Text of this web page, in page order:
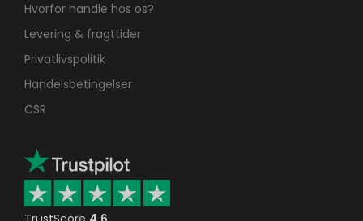
Hvorfor handle hos os?
Levering & fragttider
Privatlivspolitik
Handelsbetingelser
CSR